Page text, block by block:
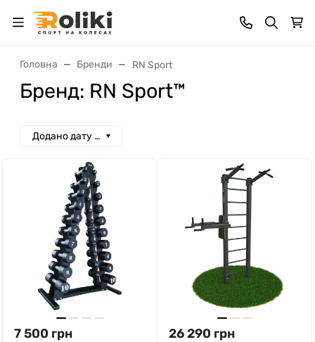
Головна Бренди RN Sport
Бренд: RN Sport™
Додано дату спад
7 500 грн 26 290 грн